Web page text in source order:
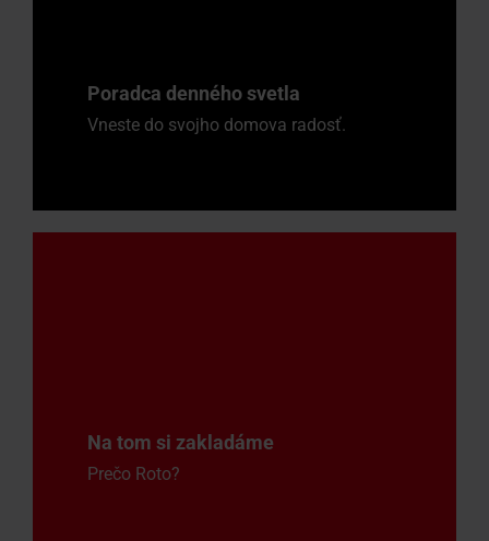
Poradca denného svetla
Vneste do svojho domova radosť.
Na tom si zakladáme
Prečo Roto?